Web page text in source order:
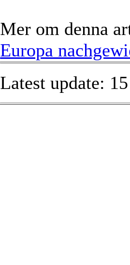
Mer om denna
Europa
Latest update: